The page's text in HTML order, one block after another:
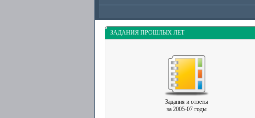
ЗАДАНИЯ ПРОШЛЫХ ЛЕТ
Задания и ответы
за 2005-07 годы